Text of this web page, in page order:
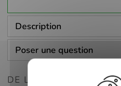
Description
Poser une question
DE LA MÊME CONSOLE